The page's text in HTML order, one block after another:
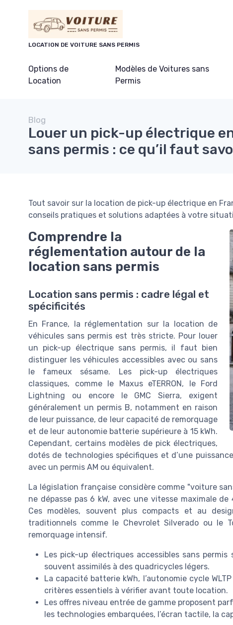
LOCATION DE VOITURE SANS PERMIS
Options de
Location
Modèles de Voitures sans
Permis
Blog
Louer un pick-up électrique
sans permis : ce qu’il faut
Tout savoir sur la location de pick-up électrique en
conseils pratiques et solutions adaptées à votre
Comprendre la
réglementation autour de la
location sans permis
Location sans permis : cadre légal et
spécificités
En France, la réglementation sur la location de
véhicules sans permis est très stricte. Pour louer
un pick-up électrique sans permis, il faut bien
distinguer les véhicules accessibles avec ou sans
le fameux sésame. Les pick-up électriques
classiques, comme le Maxus eTERRON, le Ford
Lightning ou encore le GMC Sierra, exigent
généralement un permis B, notamment en raison
de leur puissance, de leur capacité de remorquage
et de leur autonomie batterie supérieure à 15 kWh.
Cependant, certains modèles de pick électriques,
dotés de technologies spécifiques et d’une
avec un permis AM ou équivalent.
La législation française considère comme "voiture
ne dépasse pas 6 kW, avec une vitesse maximale
Ces modèles, souvent plus compacts et au
traditionnels comme le Chevrolet Silverado ou
remorquage intensif.
Les pick-up électriques accessibles sans
souvent assimilés à des quadricycles légers.
La capacité batterie kWh, l’autonomie cycle
critères essentiels à vérifier avant toute location.
Les offres niveau entrée de gamme proposent
les technologies embarquées, l’écran tactile, la